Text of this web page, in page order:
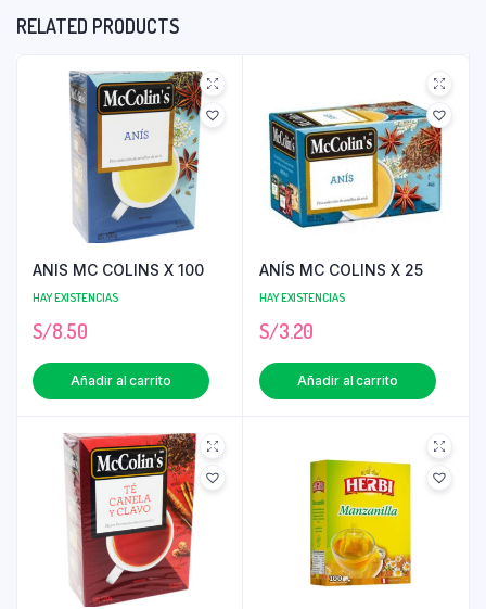
RELATED PRODUCTS
ANIS MC COLINS X 100
HAY EXISTENCIAS
S/8.50
Añadir al carrito
ANÍS MC COLINS X 25
HAY EXISTENCIAS
S/3.20
Añadir al carrito